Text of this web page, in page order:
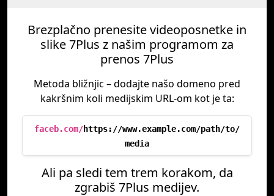
Brezplačno prenesite videoposnetke in
slike 7Plus z našim programom za
prenos 7Plus
Metoda bližnjic – dodajte našo domeno pred
kakršnim koli medijskim URL-om kot je ta:
faceb.com/https://www.example.com/path/to/
media
Ali pa sledi tem trem korakom, da
zgrabiš 7Plus medijev.